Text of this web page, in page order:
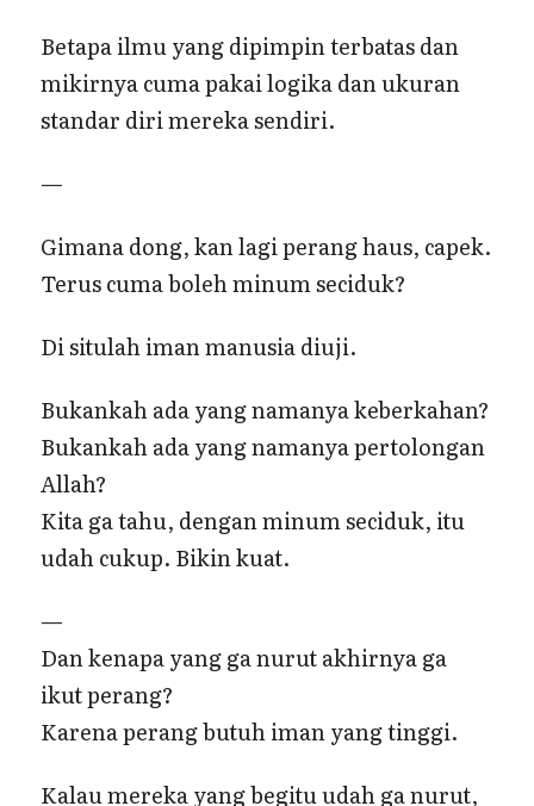
Betapa ilmu yang dipimpin terbatas dan
mikirnya cuma pakai logika dan ukuran
standar diri mereka sendiri.
—
Gimana dong, kan lagi perang haus, capek.
Terus cuma boleh minum seciduk?
Di situlah iman manusia diuji.
Bukankah ada yang namanya keberkahan?
Bukankah ada yang namanya pertolongan
Allah?
Kita ga tahu, dengan minum seciduk, itu
udah cukup. Bikin kuat.
—
Dan kenapa yang ga nurut akhirnya ga
ikut perang?
Karena perang butuh iman yang tinggi.
Kalau mereka yang begitu udah ga nurut,